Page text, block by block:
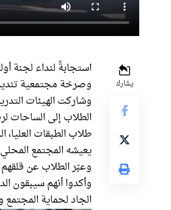
يشارك
استجابةً لنداء لجنة
وصرخة مجتمعية
وشاركت الهيئات
الطلاب إلى الساحات
طلاب الطبقات
يعيشه المجتمع
وعبّر الطلاب عن
وأكدوا أنهم سيبقون
الجاد لحماية المجتمع